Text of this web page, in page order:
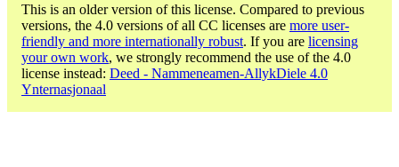
This is an older version of this license. Compared to previous
versions, the 4.0 versions of all CC licenses are more user-
friendly and more internationally robust. If you are licensing
your own work, we strongly recommend the use of the 4.0
license instead: Deed - Nammeneamen-AllykDiele 4.0
Ynternasjonaal